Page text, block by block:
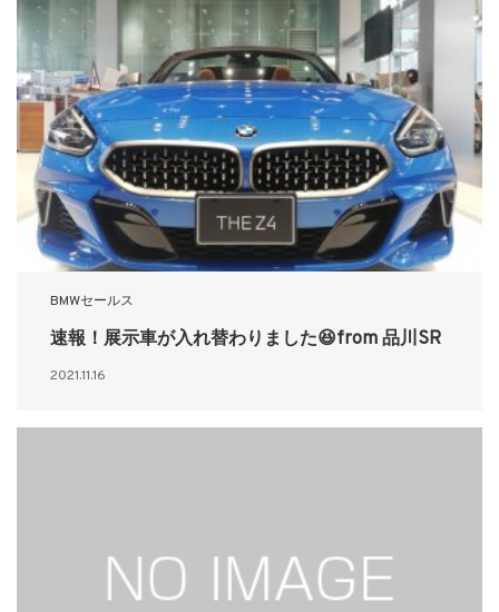
BMWセールス
速報！展示車が入れ替わりました😆from 品川SR
2021.11.16